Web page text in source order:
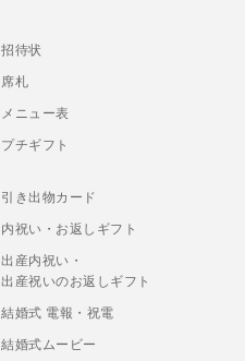
招待状
席札
メニュー表
プチギフト
引き出物カード
内祝い・お返しギフト
出産内祝い・
出産祝いのお返しギフト
結婚式 電報・祝電
結婚式ムービー